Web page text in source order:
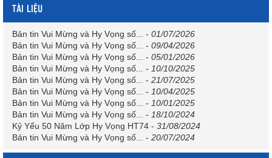
TÀI LIỆU
Bản tin Vui Mừng và Hy Vọng số... - 01/07/2026
Bản tin Vui Mừng và Hy Vọng số...
- 09/04/2026
Bản tin Vui Mừng và Hy Vọng số...
- 05/01/2026
Bản tin Vui Mừng và Hy Vọng số...
- 10/10/2025
Bản tin Vui Mừng và Hy Vọng số...
- 21/07/2025
Bản tin Vui Mừng và Hy Vọng số...
- 10/04/2025
Bản tin Vui Mừng và Hy Vọng số...
- 10/01/2025
Bản tin Vui Mừng và Hy Vọng số...
- 18/10/2024
Kỷ Yếu 50 Năm Lớp Hy Vọng HT74 - 31/08/2024
Bản tin Vui Mừng và Hy Vọng số...
- 20/07/2024